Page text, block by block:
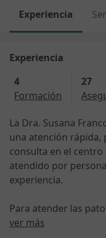
Experiencia
Experiencia
4
Formación
27
La Dra. Susana
una atención rápida,
consulta en el
atendido por
experiencia.
Para atender las
traumatológicas,
ver más